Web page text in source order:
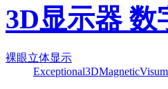
3D显示器 数
裸眼立体显示
Exceptional3DMagnetic